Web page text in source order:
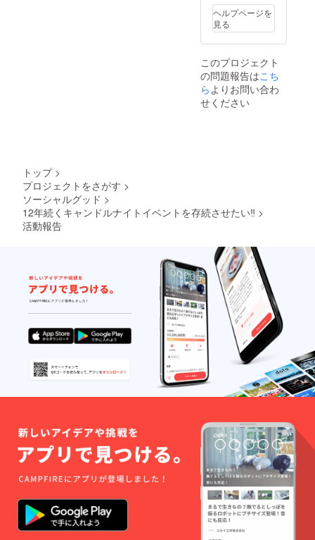
頂きま
す。
のお礼
メー
ル、
3000円
の手
紙、
5000円
のHPと
パンフ
までに
町祭装
飾で
す。
2020年
新町祭
のテー
マに合
わせて
支援者
様のお
名前が
入った
装飾を
させて
ヘルプページを
見る
このプロジェクト
の問題報告はこち
ら よりお問い合わ
せください
トップ >
プロジェクトをさがす >
ソーシャルグッド >
12年続くキャンドルナイトイベントを存続させたい‼ >
活動報告